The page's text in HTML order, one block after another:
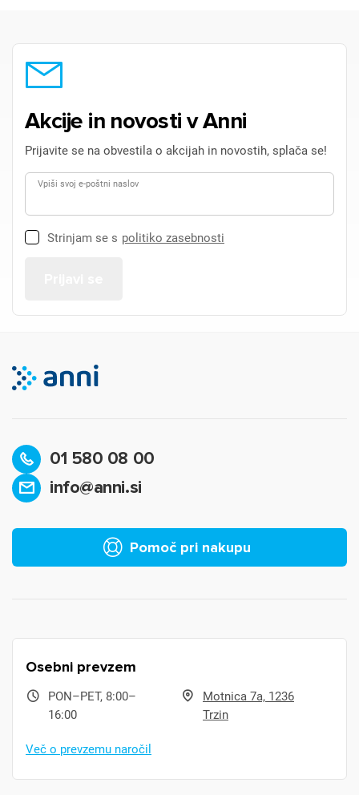
Akcije in novosti v Anni
Prijavite se na obvestila o akcijah in novostih, splača se!
Vpiši svoj e-poštni naslov
Strinjam se s politiko zasebnosti
01 580 08 00
info@anni.si
Pomoč pri nakupu
Osebni prevzem
PON–PET, 8:00–
16:00
Motnica 7a, 1236
Trzin
Več o prevzemu naročil
Prijava
Za dodajanje na seznam želja morate biti prijavljeni.